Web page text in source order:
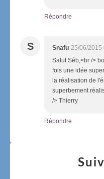
Répondre
S Snafu 25/06/2015
Salut Séb,<br />
fois une idée
la réalisation de
superbement
/> Thierry
Répondre